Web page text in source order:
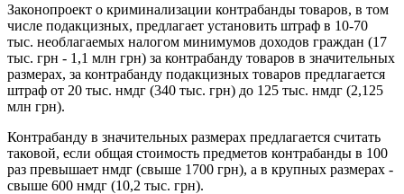
Законопроект о криминализации контрабанды товаров, в том
числе подакцизных, предлагает установить штраф в 10-70
тыс. необлагаемых налогом минимумов доходов граждан (17
тыс. грн - 1,1 млн грн) за контрабанду товаров в значительных
размерах, за контрабанду подакцизных товаров предлагается
штраф от 20 тыс. нмдг (340 тыс. грн) до 125 тыс. нмдг (2,125
млн грн).
Контрабанду в значительных размерах предлагается считать
таковой, если общая стоимость предметов контрабанды в 100
раз превышает нмдг (свыше 1700 грн), а в крупных размерах -
свыше 600 нмдг (10,2 тыс. грн).